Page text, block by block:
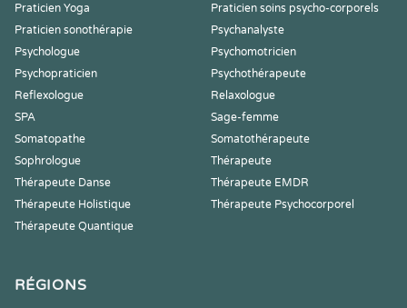
Praticien Yoga
Praticien soins psycho-corporels
Praticien sonothérapie
Psychanalyste
Psychologue
Psychomotricien
Psychopraticien
Psychothérapeute
Reflexologue
Relaxologue
SPA
Sage-femme
Somatopathe
Somatothérapeute
Sophrologue
Thérapeute
Thérapeute Danse
Thérapeute EMDR
Thérapeute Holistique
Thérapeute Psychocorporel
Thérapeute Quantique
RÉGIONS